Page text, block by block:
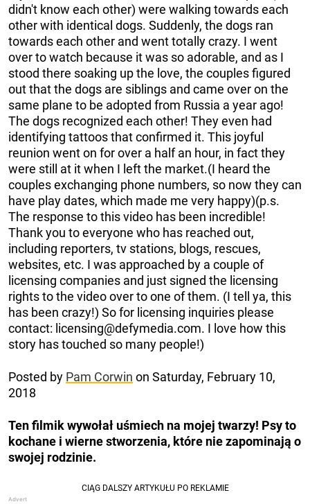
didn't know each other) were walking towards each
other with identical dogs. Suddenly, the dogs ran
towards each other and went totally crazy. I went
over to watch because it was so adorable, and as I
stood there soaking up the love, the couples figured
out that the dogs are siblings and came over on the
same plane to be adopted from Russia a year ago!
The dogs recognized each other! They even had
identifying tattoos that confirmed it. This joyful
reunion went on for over a half an hour, in fact they
were still at it when I left the market.(I heard the
couples exchanging phone numbers, so now they can
have play dates, which made me very happy)(p.s.
The response to this video has been incredible!
Thank you to everyone who has reached out,
including reporters, tv stations, blogs, rescues,
websites, etc. I was approached by a couple of
licensing companies and just signed the licensing
rights to the video over to one of them. (I tell ya, this
has been crazy!) So for licensing inquiries please
contact: licensing@defymedia.com. I love how this
story has touched so many people!)
Posted by Pam Corwin on Saturday, February 10,
2018
Ten filmik wywołał uśmiech na mojej twarzy! Psy to
kochane i wierne stworzenia, które nie zapominają o
swojej rodzinie.